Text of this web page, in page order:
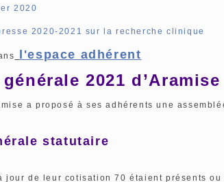
2020
2020-2021 sur la recherche clinique
l'espace adhérent
générale 2021
a proposé à ses adhérents une
statutaire
jour de leur cotisation 70 étaient présents